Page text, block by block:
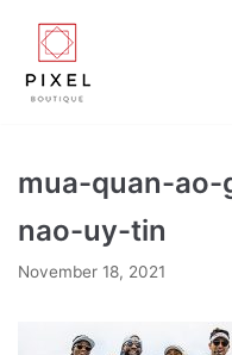
Skip
to
content
mua-quan-
nao-uy-tin
November 18, 2021